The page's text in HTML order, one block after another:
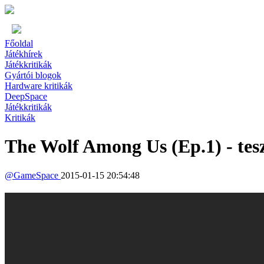
Főoldal
Játékhírek
Játékkritikák
Gyártói blogok
Hardware kritikák
DeepSpace
Játékkritikák
Kritikák
The Wolf Among Us (Ep.1) -
@GameSpace 2015-01-15 20:54:48